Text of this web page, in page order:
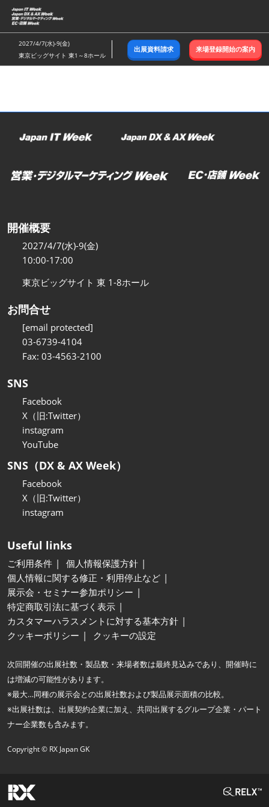
ス
キ
ッ
し
む
2027/4/7(水)-9(金)
東京ビッグサイト 東1～8ホール
出展資料請求 来場登録開始の案内
開催概要
2027/4/7(水)-9(金)
10:00-17:00
東京ビッグサイト 東 1-8ホール
お問合せ
[email protected]
03-6739-4104
Fax: 03-4563-2100
SNS
Facebook
X（旧:Twitter）
instagram
YouTube
SNS（DX & AX Week）
Facebook
X（旧:Twitter）
instagram
Useful links
ご利用条件
個人情報保護方針
個人情報に関する修正・利用停止など
展示会・セミナー参加ポリシー
特定商取引法に基づく表示
カスタマーハラスメントに対する基本方針
クッキーポリシー
クッキーの設定
次回開催の出展社数・製品数・来場者数は最終見込みであり、開催時に
は増減の可能性があります。
※最大…同種の展示会との出展社数および製品展示面積の比較。
※出展社数は、出展契約企業に加え、共同出展するグループ企業・パート
ナー企業数も含みます。
Copyright © RX Japan GK